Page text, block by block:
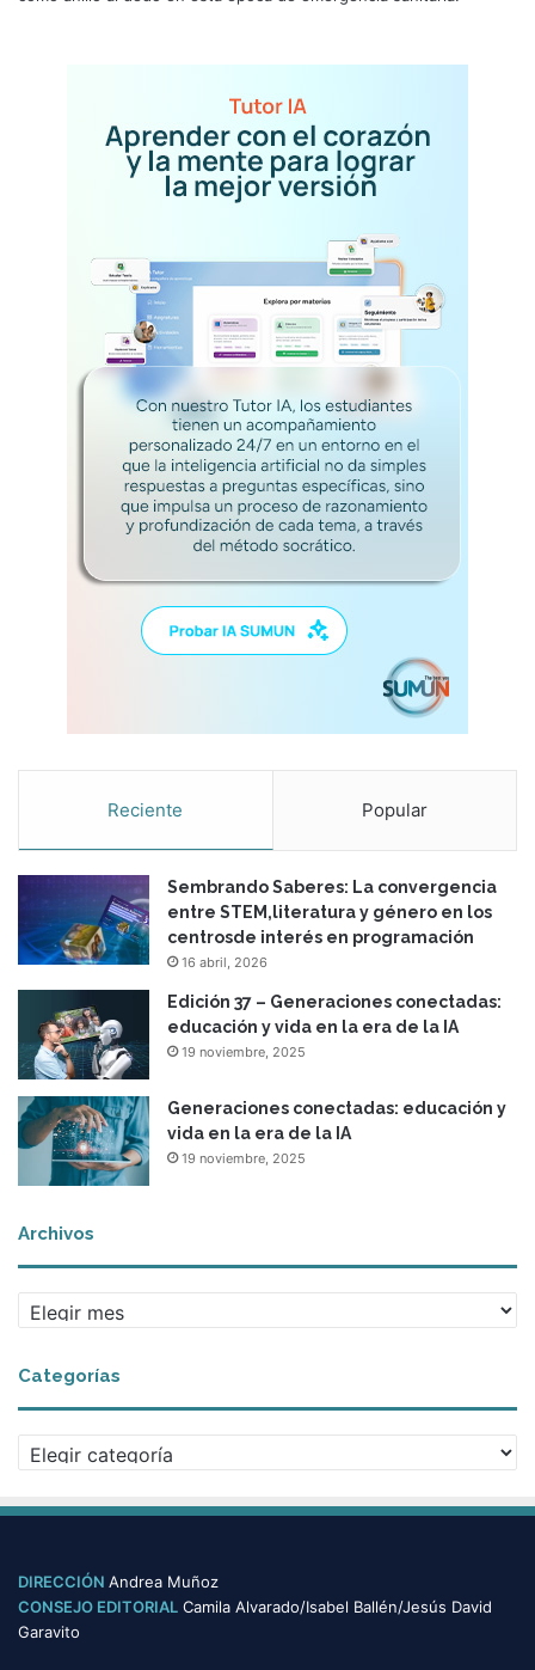
Reciente Popular
Sembrando Saberes: La convergencia
entre STEM,literatura y género en los
centrosde interés en programación
16 abril, 2026
Edición 37 – Generaciones conectadas:
educación y vida en la era de la IA
19 noviembre, 2025
Generaciones conectadas: educación y
vida en la era de la IA
19 noviembre, 2025
Archivos
Archivos
Categorías
Categorías
DIRECCIÓN Andrea Muñoz
CONSEJO EDITORIAL Camila Alvarado/Isabel Ballén/Jesús David
Garavito